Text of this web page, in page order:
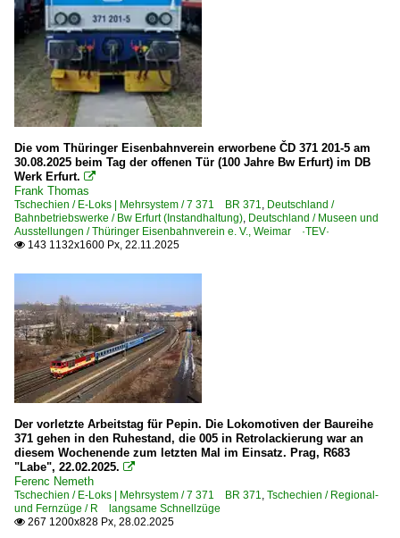
Scheinwerfer, Leuchten, Lampen
Dieselloks | 92 80
1 218 BR 218
1 234 BR 234 DR 132
Dieselloks | bis 100 km/h | 98 80
3 363 BR 363 ·DB V 60· remot. DB 261
Dieseltriebzüge | 95 80
E-Loks | Drehstrom | 91 80
6 101 BR 101
6 101 BR 101 Lokportraits
6 101 BR 101 Werbeloks
E-Loks | konventionell
6 112 BR 112.1 DR 212
6 143 BR 143 DR 243
6 143 BR 143 DR 243 Lokportraits
2021
2022
2023
2024
2025
2026
Die vom Thüringer Eisenbahnverein erworbene ČD 371 201-5 am
30.08.2025 beim Tag der offenen Tür (100 Jahre Bw Erfurt) im DB
Werk Erfurt. 
Frank Thomas
Tschechien / E-Loks | Mehrsystem / 7 371 BR 371, Deutschland /
Bahnbetriebswerke / Bw Erfurt (Instandhaltung), Deutschland / Museen und
Ausstellungen / Thüringer Eisenbahnverein e. V., Weimar ·TEV·
 143 1132x1600 Px, 22.11.2025
Der vorletzte Arbeitstag für Pepin. Die Lokomotiven der Baureihe
371 gehen in den Ruhestand, die 005 in Retrolackierung war an
diesem Wochenende zum letzten Mal im Einsatz. Prag, R683
"Labe", 22.02.2025. 
Ferenc Nemeth
Tschechien / E-Loks | Mehrsystem / 7 371 BR 371, Tschechien / Regional-
und Fernzüge / R langsame Schnellzüge
 267 1200x828 Px, 28.02.2025